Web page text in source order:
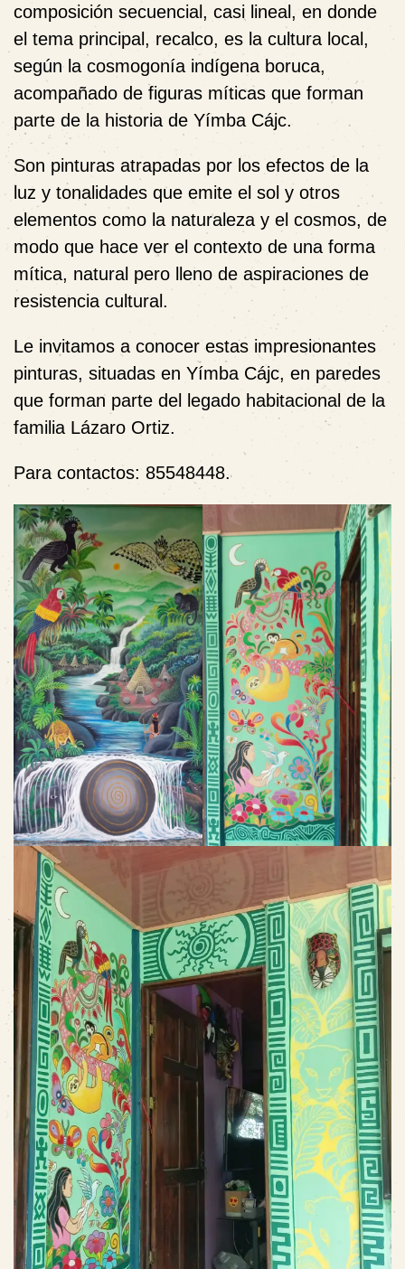
composición secuencial, casi lineal, en donde
el tema principal, recalco, es la cultura local,
según la cosmogonía indígena boruca,
acompañado de figuras míticas que forman
parte de la historia de Yímba Cájc.
Son pinturas atrapadas por los efectos de la
luz y tonalidades que emite el sol y otros
elementos como la naturaleza y el cosmos, de
modo que hace ver el contexto de una forma
mítica, natural pero lleno de aspiraciones de
resistencia cultural.
Le invitamos a conocer estas impresionantes
pinturas, situadas en Yímba Cájc, en paredes
que forman parte del legado habitacional de la
familia Lázaro Ortiz.
Para contactos: 85548448.